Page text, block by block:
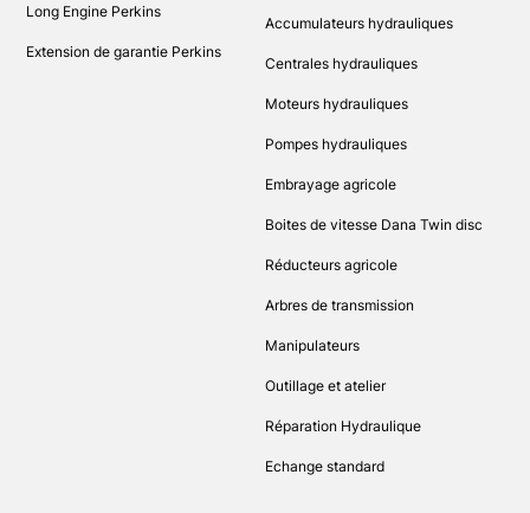
Long Engine Perkins
Extension de garantie Perkins
Accumulateurs hydrauliques
Centrales hydrauliques
Moteurs hydrauliques
Pompes hydrauliques
Embrayage agricole
Boites de vitesse Dana Twin disc
Réducteurs agricole
Arbres de transmission
Manipulateurs
Outillage et atelier
Réparation Hydraulique
Echange standard